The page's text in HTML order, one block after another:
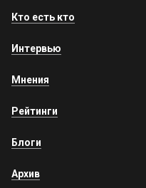
Кто есть кто
Интервью
Мнения
Рейтинги
Блоги
Архив